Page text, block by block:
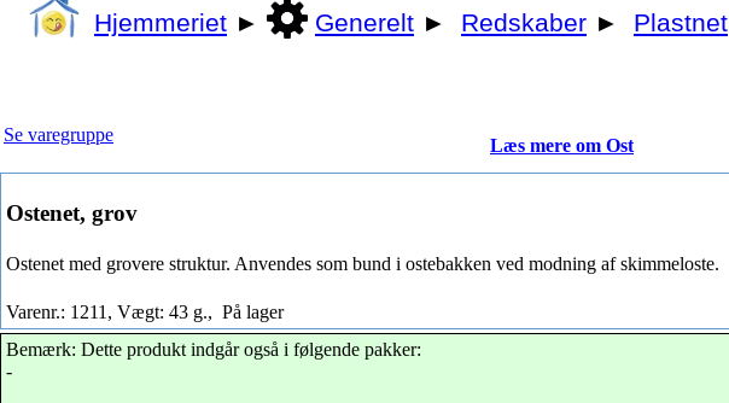
Hjemmeriet ► Generelt ► Redskaber ► Plastnet
Se varegruppe
Læs mere om Ost
Ostenet, grov
Ostenet med grovere struktur. Anvendes som bund i ostebakken ved modning af skimmeloste.
Varenr.: 1211, Vægt: 43 g., På lager
Bemærk: Dette produkt indgår også i følgende pakker:
-